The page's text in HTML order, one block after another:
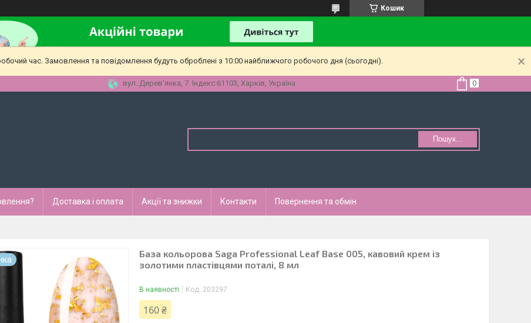
Кошик
час. Замовлення та повідомлення будуть оброблені з 10:00 найближчого робочого дня (сьогодні).
вул. Дерев'янка, 7. Індекс:61103, Харків, Україна
Пошук...
Доставка і оплата Акції та знижки Контакти Повернення та обмін
База кольорова Saga Professional Leaf Base 005, кавовий крем із
золотими пластівцями поталі, 8 мл
В наявності Код: 203297
160 ₴